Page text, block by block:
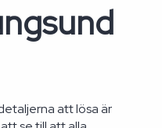
att lösa är